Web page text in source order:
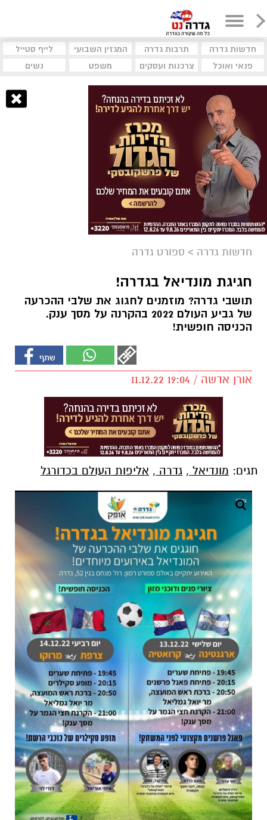
חדשות גדרה תרבות גדרה המגזין השבועי
לייף סטייל
פנאי ואוכל
צרכנות ועסקים משפט נשים
חדשות גדרה > ספורט גדרה
חגיגת מונדיאל בגדרה!
תושבי גדרה? מוזמנים לחגוג את שלבי ההכרעה
של גביע העולם 2022 בהקרנה על מסך ענק.
הכניסה חופשית!
אורן אדשה / 19:04 11.12.22
תגים: מונדיאל , גדרה , אליפות העולם בכדורגל